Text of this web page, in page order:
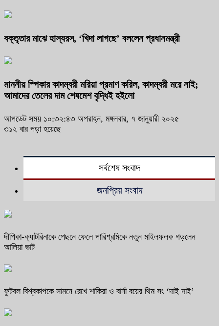
বক্তৃতার মাঝে হাস্যরস, ‘খিদা লাগছে’ বললেন প্রধানমন্ত্রী
মাননীয় স্পিকার কাদম্বরী মরিয়া প্রমাণ করিল, কাদম্বরী মরে নাই;
আমাদের তেলের দাম শেষমেশ বৃদ্ধিই হইলো
আপডেট সময় ১০:৩২:৪৩ অপরাহ্ন, মঙ্গলবার, ৭ জানুয়ারী ২০২৫
৩১২ বার পড়া হয়েছে
সর্বশেষ সংবাদ
জনপ্রিয় সংবাদ
দীপিকা-ক্যাটরিনাকে পেছনে ফেলে পারিশ্রমিকে নতুন মাইলফলক গড়লেন
আলিয়া ভাট
ফুটবল বিশ্বকাপকে সামনে রেখে শাকিরা ও বার্না বয়ের থিম সং ‘দাই দাই’